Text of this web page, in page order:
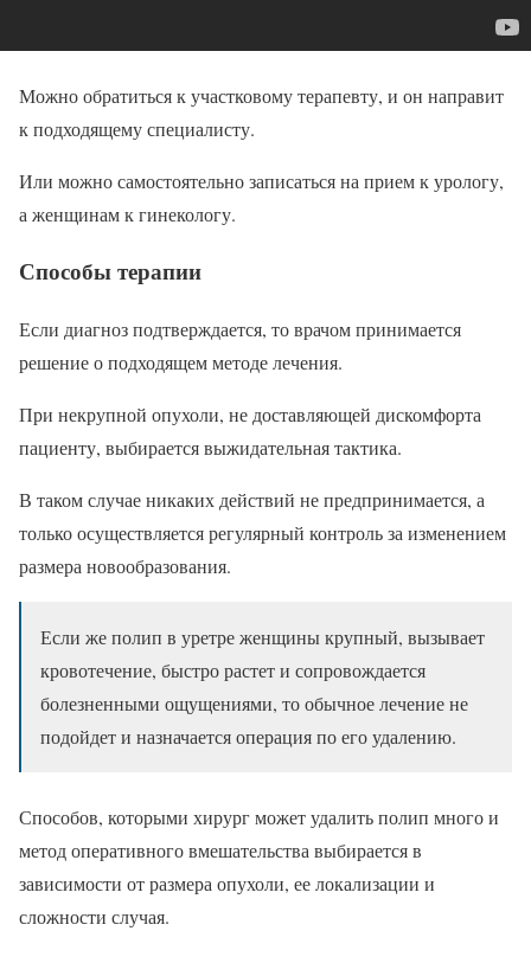
Можно обратиться к участковому терапевту, и он направит
к подходящему специалисту.
Или можно самостоятельно записаться на прием к урологу,
а женщинам к гинекологу.
Способы терапии
Если диагноз подтверждается, то врачом принимается
решение о подходящем методе лечения.
При некрупной опухоли, не доставляющей дискомфорта
пациенту, выбирается выжидательная тактика.
В таком случае никаких действий не предпринимается, а
только осуществляется регулярный контроль за изменением
размера новообразования.
Если же полип в уретре женщины крупный, вызывает
кровотечение, быстро растет и сопровождается
болезненными ощущениями, то обычное лечение не
подойдет и назначается операция по его удалению.
Способов, которыми хирург может удалить полип много и
метод оперативного вмешательства выбирается в
зависимости от размера опухоли, ее локализации и
сложности случая.